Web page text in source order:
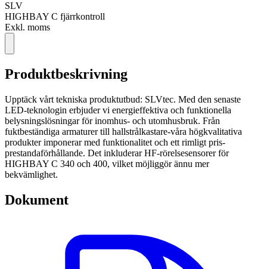
SLV
HIGHBAY C fjärrkontroll
Exkl. moms
Produktbeskrivning
Upptäck vårt tekniska produktutbud: SLVtec. Med den senaste
LED-teknologin erbjuder vi energieffektiva och funktionella
belysningslösningar för inomhus- och utomhusbruk. Från
fuktbeständiga armaturer till hallstrålkastare-våra högkvalitativa
produkter imponerar med funktionalitet och ett rimligt pris-
prestandaförhållande. Det inkluderar HF-rörelsesensorer för
HIGHBAY C 340 och 400, vilket möjliggör ännu mer
bekvämlighet.
Dokument